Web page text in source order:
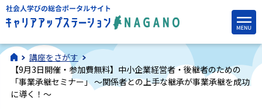
講座をさがす
【9月3日開催・参加費無料】中小企業経営者・後継者のための
「事業承継セミナー」 ～関係者との上手な継承が事業承継を成功
に導く！～